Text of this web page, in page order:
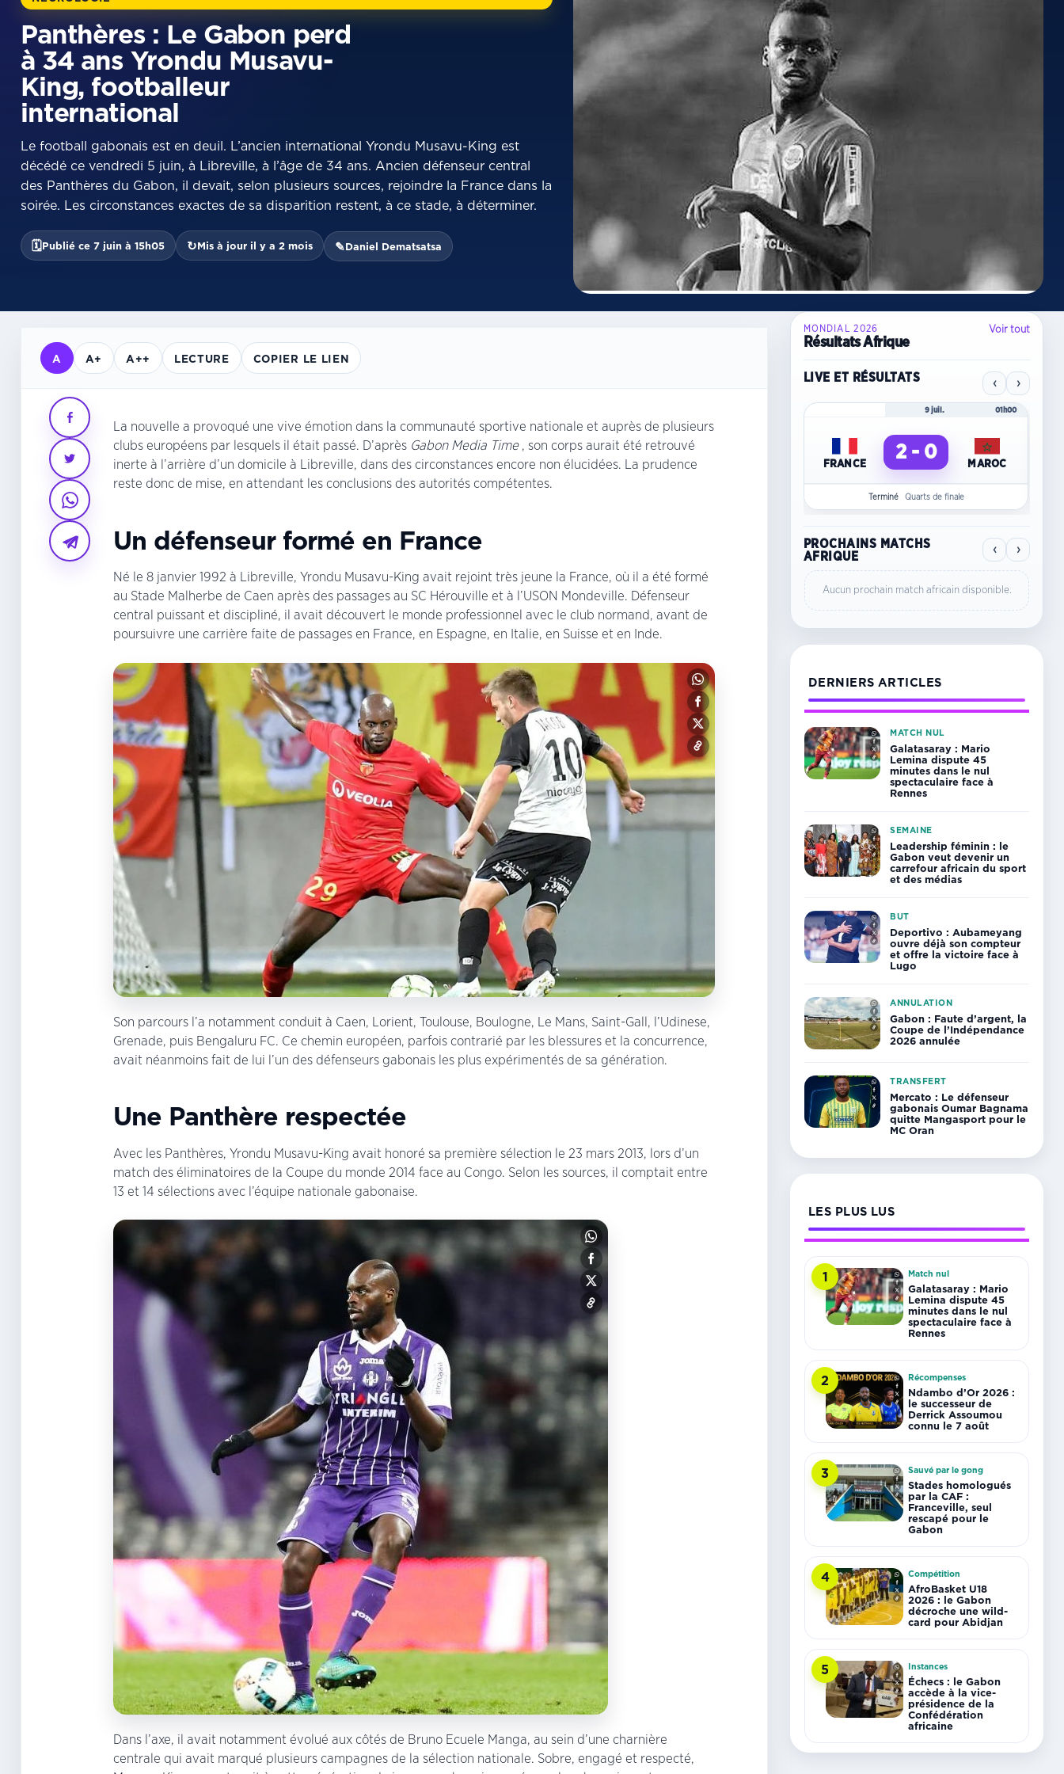
Panthères : Le Gabon perd
à 34 ans Yrondu Musavu-
King, footballeur
international
Le football gabonais est en deuil. L’ancien international Yrondu Musavu-King est
décédé ce vendredi 5 juin, à Libreville, à l’âge de 34 ans. Ancien défenseur central
des Panthères du Gabon, il devait, selon plusieurs sources, rejoindre la France dans la
soirée. Les circonstances exactes de sa disparition restent, à ce stade, à déterminer.
🗓 Publié ce 7 juin à 15h05 ↻Mis à jour il y a 2 mois ✎Daniel Dematsatsa
A A+ A++ LECTURE COPIER LE LIEN
La nouvelle a provoqué une vive émotion dans la communauté sportive nationale et auprès de plusieurs
clubs européens par lesquels il était passé. D’après Gabon Media Time, son corps aurait été retrouvé
inerte à l’arrière d’un domicile à Libreville, dans des circonstances encore non élucidées. La prudence
reste donc de mise, en attendant les conclusions des autorités compétentes.
Un défenseur formé en France
Né le 8 janvier 1992 à Libreville, Yrondu Musavu-King avait rejoint très jeune la France, où il a été formé
au Stade Malherbe de Caen après des passages au SC Hérouville et à l’USON Mondeville. Défenseur
central puissant et discipliné, il avait découvert le monde professionnel avec le club normand, avant de
poursuivre une carrière faite de passages en France, en Espagne, en Italie, en Suisse et en Inde.
Son parcours l’a notamment conduit à Caen, Lorient, Toulouse, Boulogne, Le Mans, Saint-Gall, l’Udinese,
Grenade, puis Bengaluru FC. Ce chemin européen, parfois contrarié par les blessures et la concurrence,
avait néanmoins fait de lui l’un des défenseurs gabonais les plus expérimentés de sa génération.
Une Panthère respectée
Avec les Panthères, Yrondu Musavu-King avait honoré sa première sélection le 23 mars 2013, lors d’un
match des éliminatoires de la Coupe du monde 2014 face au Congo. Selon les sources, il comptait entre
13 et 14 sélections avec l’équipe nationale gabonaise.
Dans l’axe, il avait notamment évolué aux côtés de Bruno Ecuele Manga, au sein d’une charnière
centrale qui avait marqué plusieurs campagnes de la sélection nationale. Sobre, engagé et respecté,
MONDIAL 2026
Résultats Afrique
Voir tout
LIVE ET RÉSULTATS ‹ ›
9 juil. 01h00
FRANCE
2 - 0
MAROC
Terminé Quarts de finale
PROCHAINS MATCHS
AFRIQUE
‹ ›
Aucun prochain match africain disponible.
DERNIERS ARTICLES
MATCH NUL
Galatasaray : Mario
Lemina dispute 45
minutes dans le nul
spectaculaire face à
Rennes
SEMAINE
Leadership féminin : le
Gabon veut devenir un
carrefour africain du sport
et des médias
BUT
Deportivo : Aubameyang
ouvre déjà son compteur
et offre la victoire face à
Lugo
ANNULATION
Gabon : Faute d’argent, la
Coupe de l’Indépendance
2026 annulée
TRANSFERT
Mercato : Le défenseur
gabonais Oumar Bagnama
quitte Mangasport pour le
MC Oran
LES PLUS LUS
1 Match nul
Galatasaray : Mario
Lemina dispute 45
minutes dans le nul
spectaculaire face à
Rennes
2 Récompenses
Ndambo d’Or 2026 :
le successeur de
Derrick Assoumou
connu le 7 août
3 Sauvé par le gong
Stades homologués
par la CAF :
Franceville, seul
rescapé pour le
Gabon
4 Compétition
AfroBasket U18
2026 : le Gabon
décroche une wild-
card pour Abidjan
5 Instances
Échecs : le Gabon
accède à la vice-
présidence de la
Confédération
africaine